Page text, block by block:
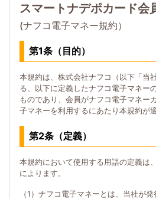
スマートナデポカード会
(ナフコ電子マネー規約）
第1条（目的）
本規約は、株式会社ナフコ（以下「当
る、以下に定義したナフコ電子マネー
ものであり、会員がナフコ電子マネー
子マネーを利用するにあたり本規約が
第2条（定義）
本規約において使用する用語の定義は
によります。
（1）ナフコ電子マネーとは、当社が